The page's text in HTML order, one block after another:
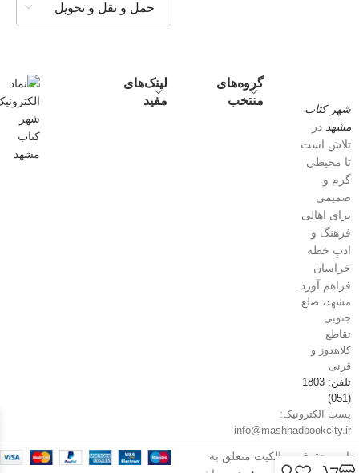
حمل و نقل و تحویل
شهر کتاب
مشهد در
تلاش است
تا محیطی
گرم و
صمیمی
برای اهالی
فرهنگ و
ادبِ خطه
خراسان
فراهم آورد.
مشهد، ضلع
جنوبی
تقاطع
کلاهدوز و
قرنی
تلفن: 1803
(051)
پست الکترونیک:
info@mashhadbookcity.ir
گروه‌های
منتخب
لینک‌های
مفید
تمامی حقوق و مالکیت متعلق به